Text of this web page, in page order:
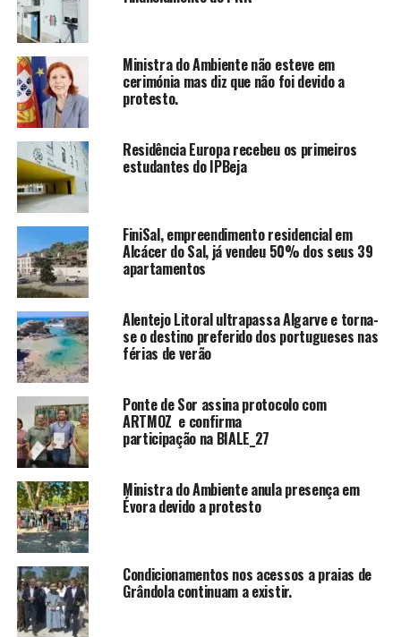
Ministra do Ambiente não esteve em
cerimónia mas diz que não foi devido a
protesto.
Residência Europa recebeu os primeiros
estudantes do IPBeja
FiniSal, empreendimento residencial em
Alcácer do Sal, já vendeu 50% dos seus 39
apartamentos
Alentejo Litoral ultrapassa Algarve e torna-
se o destino preferido dos portugueses nas
férias de verão
Ponte de Sor assina protocolo com
ARTMOZ e confirma
participação na BIALE_27
Ministra do Ambiente anula presença em
Évora devido a protesto
Condicionamentos nos acessos a praias de
Grândola continuam a existir.